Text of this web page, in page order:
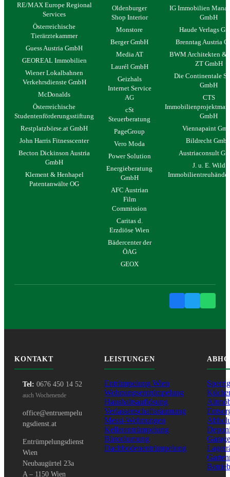
RE/MAX Europe Regional
Services
Österreichische
Tierärztekammer
Guess Austria GmbH
GEOREAL Immobilien
Wiener Lokalbahnen
Verkehrsdienste GmbH
McDonalds
Österreichische
Studentenförderungsstiftung
Restplatzbörse.at GmbH
John Harris Fitnesscenter
Becton Dickinson Austria
GmbH
Klement & Henhapel
Patentanwälte OG
Oldenburger
Shop Interior
Monstore
Berger GmbH
Media AT
Laurél GmbH
Geizhals
Internet Service
AG
cSt
Steuerberatung
PageGroup
Vero Moda
Power Solution
Energieberatung
GmbH
AFC Austrian
Film
Commission
Caritas d.
Erzdiöse Wien
Bädercenter der
ÖAG
GEOX
IG Immobilien
GmbH
Haude Verlags
Brenntag Austria
BWM Architekten &
ZT GmbH
Die Continentale
GmbH
CTS
GmbH
Viennapaint
Bildrecht
Austriaconsult
J. u. E. Wild
KONTAKT
Tel: 0676 450 14 52
auch Wochenende
office@entruempelu
ngsdienst.at
Entrümpelungsdienst
Wien
Neubaugürtel 23a
A – 1150 Wien
LEISTUNGEN
Entrümpelung Wien
Wohnungsentrümpelung
Haushaltsauflösung
Verlassenschaftsräumung
Messi-Wohnungen
Kellerentrümpelung
Büroräumung
Dachbodenentrümpelung